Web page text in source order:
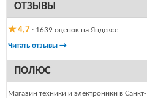
ОТЗЫВЫ
★ 4,7 · 1639 оценок на Яндексе
Читать отзывы →
ПОЛЮС
Магазин техники и электроники в Санкт-